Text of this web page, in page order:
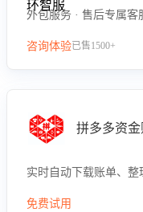
外包服务 · 售后专属客
咨询体验已售1500+
拼多多资
实时自动下载账单、
免费试用